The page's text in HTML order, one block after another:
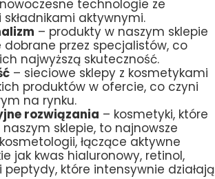
technologie ze
aktywnymi.
– produkty w naszym sklepie
przez specjalistów, co
najwyższą skuteczność.
– sieciowe sklepy z kosmetykami
produktów w ofercie, co czyni
na rynku.
rozwiązania – kosmetyki, które
naszym sklepie, to najnowsze
łączące aktywne
jak kwas hialuronowy, retinol,
które intensywnie działają